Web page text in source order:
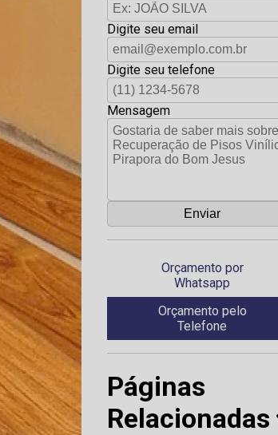
Digite seu email
Digite seu telefone
Mensagem
Orçamento por
Whatsapp
Orçamento pelo
Telefone
Páginas
Relacionadas